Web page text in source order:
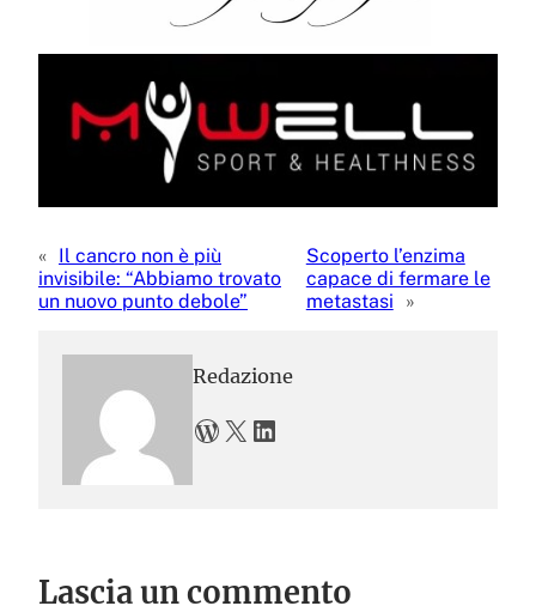
« Il cancro non è più
invisibile: “Abbiamo trovato
un nuovo punto debole”
Scoperto l’enzima
capace di fermare le
metastasi
»
Redazione
WordPress X LinkedIn
Lascia un commento